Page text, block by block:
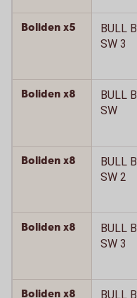
Boliden x5
BULL
SW 3
Boliden x8
BULL
SW
Boliden x8
BULL
SW 2
Boliden x8
BULL
SW 3
Boliden x8
BULL